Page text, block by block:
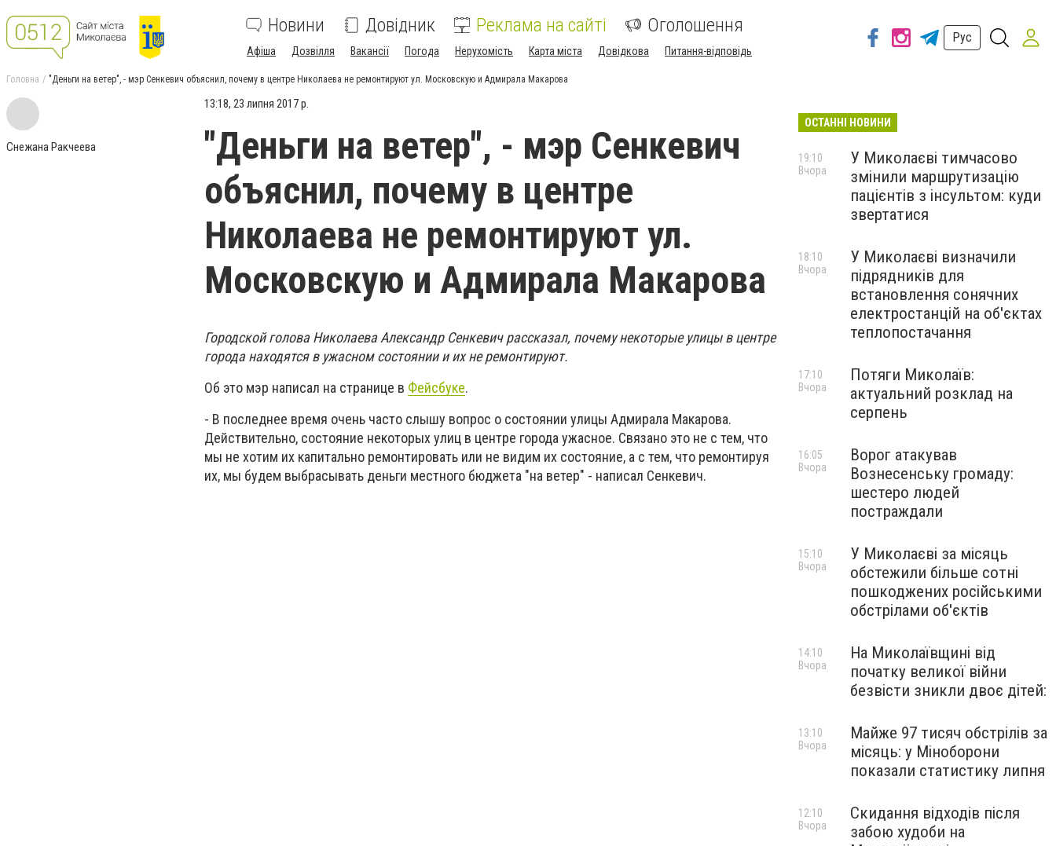
Новини Довідник Реклама на сайті Оголошення
Афіша Дозвілля Вакансії Погода Нерухомість Карта міста Довідкова Питання-відповідь
Рус
Головна "Деньги на ветер", - мэр Сенкевич объяснил, почему в центре Николаева не ремонтируют ул. Московскую и Адмирала Макарова
Снежана Ракчеева
13:18, 23 липня 2017 р.
"Деньги на ветер", - мэр Сенкевич
объяснил, почему в центре
Николаева не ремонтируют ул.
Московскую и Адмирала Макарова
Городской голова Николаева Александр Сенкевич рассказал, почему некоторые улицы в центре
города находятся в ужасном состоянии и их не ремонтируют.
Об это мэр написал на странице в Фейсбуке.
- В последнее время очень часто слышу вопрос о состоянии улицы Адмирала Макарова.
Действительно, состояние некоторых улиц в центре города ужасное. Связано это не с тем, что
мы не хотим их капитально ремонтировать или не видим их состояние, а с тем, что ремонтируя
их, мы будем выбрасывать деньги местного бюджета "на ветер" - написал Сенкевич.
ОСТАННІ НОВИНИ
У Миколаєві тимчасово
змінили маршрутизацію
пацієнтів з інсультом: куди
звертатися
19:10
Вчора
У Миколаєві визначили
підрядників для
встановлення сонячних
електростанцій на об'єктах
теплопостачання
18:10
Вчора
Потяги Миколаїв:
актуальний розклад на
серпень
17:10
Вчора
Ворог атакував
Вознесенську громаду:
шестеро людей
постраждали
16:05
Вчора
У Миколаєві за місяць
обстежили більше сотні
пошкоджених російськими
обстрілами об'єктів
15:10
Вчора
На Миколаївщині від
початку великої війни
безвісти зникли двоє дітей:
14:10
Вчора
Майже 97 тисяч обстрілів за
місяць: у Міноборони
показали статистику липня
13:10
Вчора
Скидання відходів після
забою худоби на
12:10
Вчора